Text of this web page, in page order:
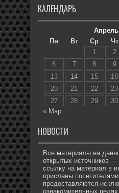
КАЛЕНДАРЬ
Апрель
Пн
Вт Ср Чт
1
2
6
7 8 9
13
14 15 16
20
21 22 23
27
28 29
30
« Мар
НОВОСТИ
Все материалы на
открытых источников
ссылку на материал в
присланы
предоставляются
ознакомительных